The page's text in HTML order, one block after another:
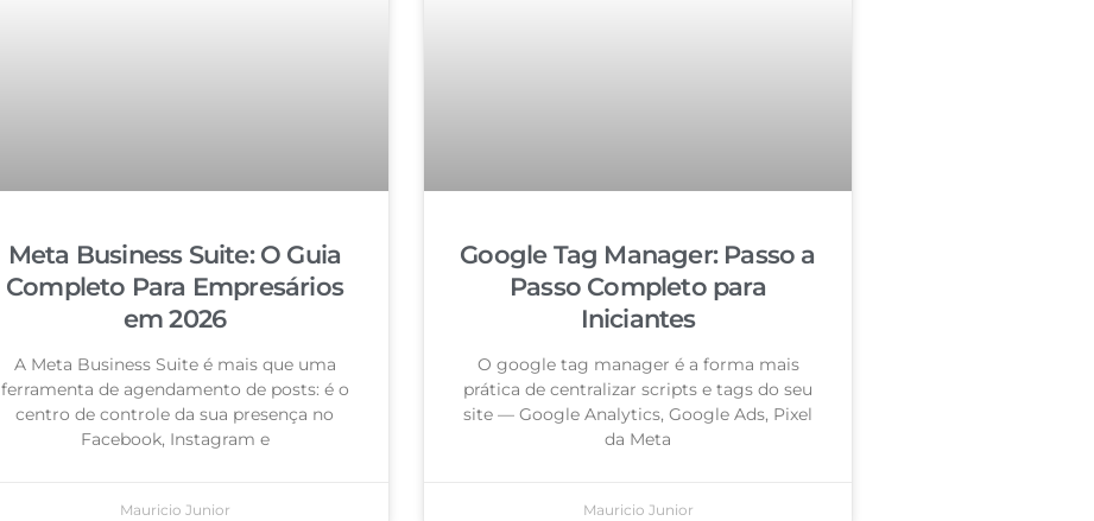
Meta Business Suite: O Guia
Completo Para Empresários
em 2026
A Meta Business Suite é mais que uma
ferramenta de agendamento de posts: é o
centro de controle da sua presença no
Facebook, Instagram e
Mauricio Junior
Google Tag Manager: Passo a
Passo Completo para
Iniciantes
O google tag manager é a forma mais
prática de centralizar scripts e tags do seu
site — Google Analytics, Google Ads, Pixel
da Meta
Mauricio Junior